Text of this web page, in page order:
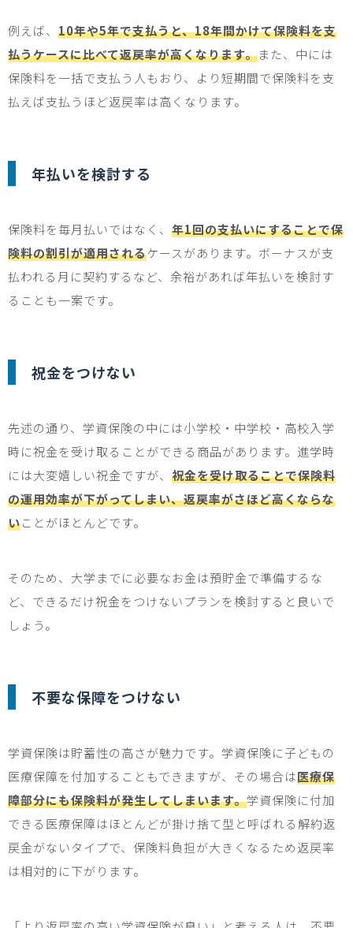
例えば、 10年や5年で支払うと、18年間かけて保険料を支
払うケースに比べて返戻率が高くなります。また、中には
保険料を一括で支払う人もおり、より短期間で保険料を支
払えば支払うほど返戻率は高くなります。
年払いを検討する
保険料を毎月払いではなく、 年1回の支払いにすることで保
険料の割引が適用されるケースがあります。ボーナスが支
払われる月に契約するなど、余裕があれば年払いを検討す
ることも一案です。
祝金をつけない
先述の通り、学資保険の中には小学校・中学校・高校入学
時に祝金を受け取ることができる商品があります。進学時
には大変嬉しい祝金ですが、 祝金を受け取ることで保険料
の運用効率が下がってしまい、返戻率がさほど高くならな
いことがほとんどです。
そのため、大学までに必要なお金は預貯金で準備するな
ど、できるだけ祝金をつけないプランを検討すると良いで
しょう。
不要な保障をつけない
学資保険は貯蓄性の高さが魅力です。学資保険に子どもの
医療保障を付加することもできますが、その場合は医療保
障部分にも保険料が発生してしまいます。学資保険に付加
できる医療保障はほとんどが掛け捨て型と呼ばれる解約返
戻金がないタイプで、保険料負担が大きくなるため返戻率
は相対的に下がります。